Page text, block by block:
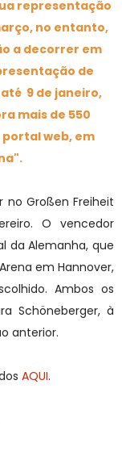
representação
no entanto,
a decorrer em
de
9 de janeiro,
mais de 550
web, em
no Großen Freiheit
O vencedor
da Alemanha, que
em Hannover,
Ambos os
Schöneberger, à
anterior.
AQUI.